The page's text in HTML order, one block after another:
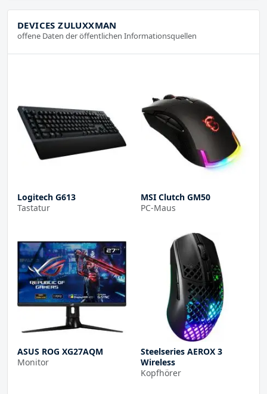
DEVICES ZULUXXMAN
offene Daten der öffentlichen Informationsquellen
Logitech G613
Tastatur
MSI Clutch GM50
PC-Maus
ASUS ROG XG27AQM
Monitor
Steelseries AEROX 3
Wireless
Kopfhörer